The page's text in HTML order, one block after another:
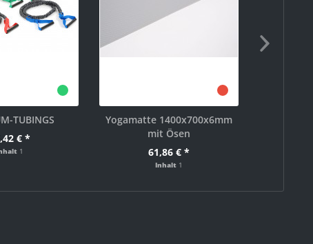
TUBINGS
€ *
1
Yogamatte 1400x700x6mm
mit Ösen
61,86 € *
Inhalt 1